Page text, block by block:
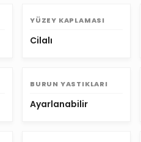
YÜZEY KAPLAMASI
Cilalı
BURUN YASTIKLARI
Ayarlanabilir